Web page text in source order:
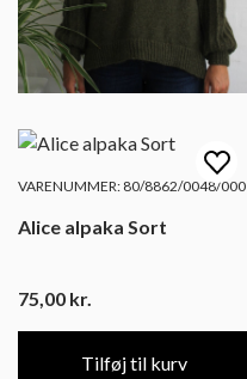
VARENUMMER: 80/8862/0048/000
Alice alpaka Sort
75,00 kr.
Tilføj til kurv